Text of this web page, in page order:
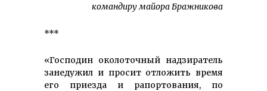
командиру майора Бражникова
***
«Господин околоточный надзиратель
занедужил и просит отложить время
его приезда и рапортования, по